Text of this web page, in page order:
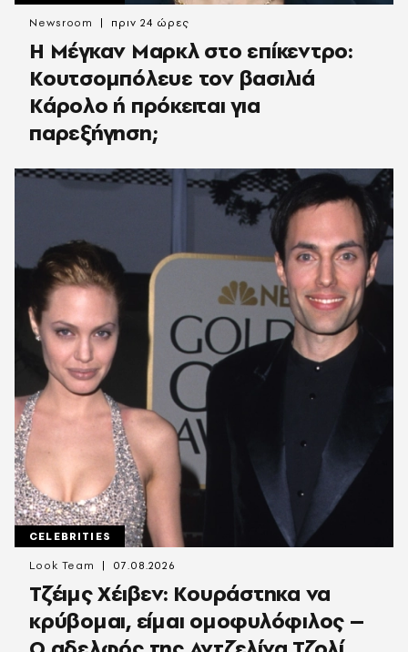
Η Μέγκαν Μαρκλ στο επίκεντρο:
Κουτσομπόλευε τον βασιλιά
Κάρολο ή πρόκειται για
παρεξήγηση;
Newsroom πριν 24 ώρες
CELEBRITIES
Τζέιμς Χέιβεν: Κουράστηκα να
κρύβομαι, είμαι ομοφυλόφιλος –
Look Team 07.08.2026